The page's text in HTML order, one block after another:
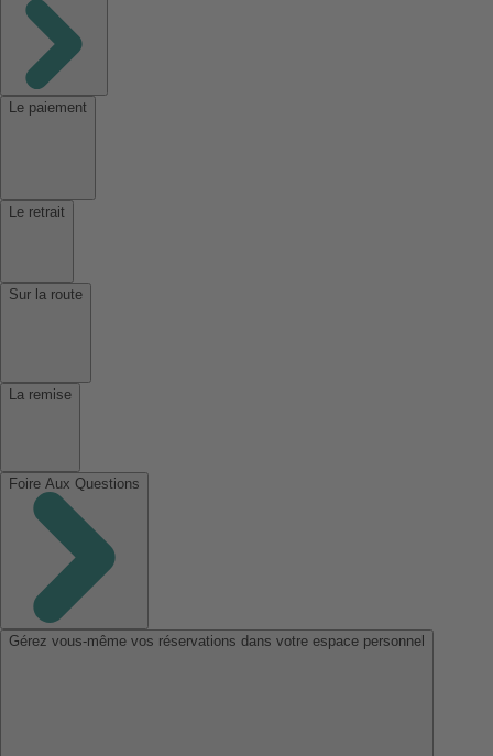
Le paiement
Le retrait
Sur la route
La remise
Foire Aux Questions
Gérez vous-même vos réservations dans votre espace personnel